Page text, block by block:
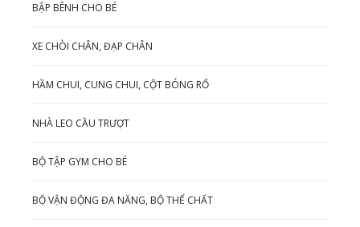
BẬP BÊNH CHO BÉ
XE CHÒI CHÂN, ĐẠP CHÂN
HẦM CHUI, CUNG CHUI, CỘT BÓNG RỔ
NHÀ LEO CẦU TRƯỢT
BỘ TẬP GYM CHO BÉ
BỘ VẬN ĐỘNG ĐA NĂNG, BỘ THỂ CHẤT